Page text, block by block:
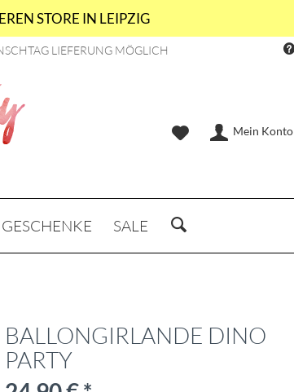
STORE IN LEIPZIG
LIEFERUNG MÖGLICH
Mein Konto
GESCHENKE SALE
BALLONGIRLANDE DINO
PARTY